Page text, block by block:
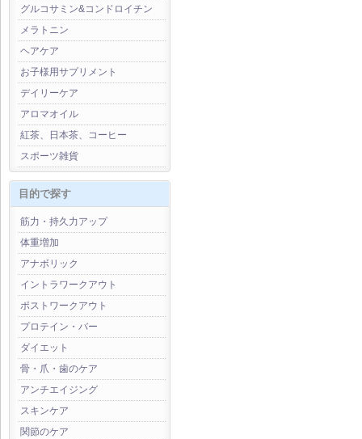
グルコサミン&コンドロイチン
メラトニン
ヘアケア
お子様用サプリメント
デイリーケア
アロマオイル
紅茶、日本茶、コーヒー
スポーツ雑貨
目的で探す
筋力・持久力アップ
体重増加
アナボリック
イントラワークアウト
ポストワークアウト
プロテイン・バー
ダイエット
骨・爪・歯のケア
アンチエイジング
スキンケア
関節のケア